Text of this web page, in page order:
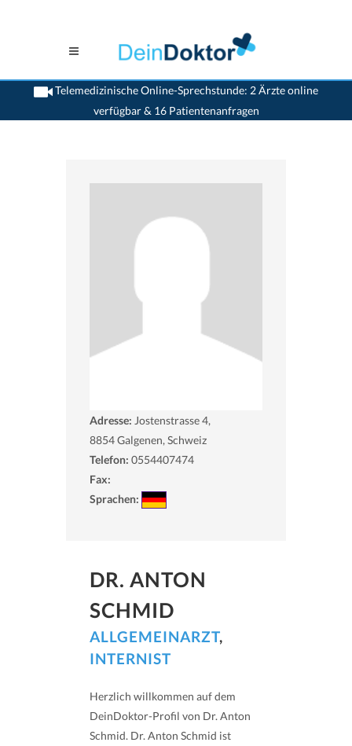
Telemedizinische Online-Sprechstunde: 2 Ärzte online
verfügbar & 16 Patientenanfragen
>Allgemeinaerzte>Galgenen>Dr. Anton Schmid>Termin mit Dr. Anton Schmid
Adresse: Jostenstrasse 4,
8854Galgenen, Schweiz
Telefon: 0554407474
Fax:
Sprachen:
DR. ANTON
SCHMID
ALLGEMEINARZT,
INTERNIST
Herzlich willkommen auf dem
DeinDoktor-Profil von Dr. Anton
Schmid. Dr. Anton Schmid ist